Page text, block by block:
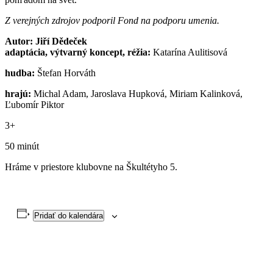
Z verejných zdrojov podporil Fond na podporu umenia.
Autor: Jiří Dědeček
adaptácia, výtvarný koncept, réžia: Katarína Aulitisová
hudba: Štefan Horváth
hrajú: Michal Adam, Jaroslava Hupková, Miriam Kalinková,
Ľubomír Piktor
3+
50 minút
Hráme v priestore klubovne na Škultétyho 5.
Pridať do kalendára